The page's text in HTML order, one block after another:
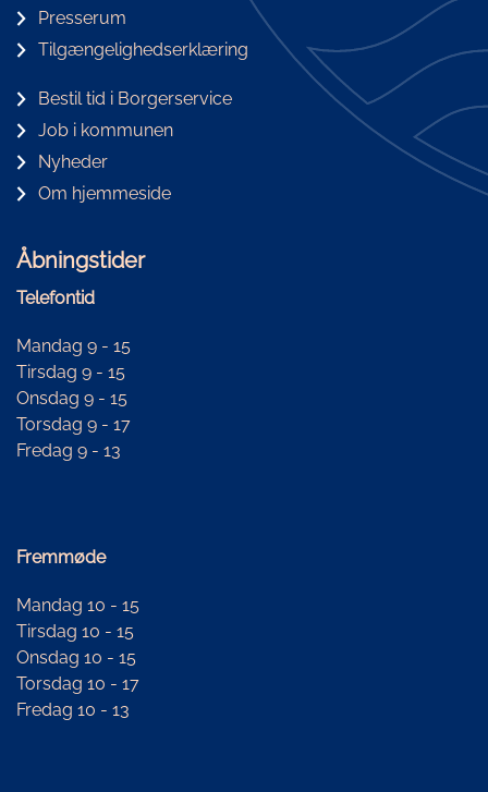
Presserum
Tilgængelighedserklæring
Bestil tid i Borgerservice
Job i kommunen
Nyheder
Om hjemmeside
Åbningstider
Telefontid
Mandag 9 - 15
Tirsdag 9 - 15
Onsdag 9 - 15
Torsdag 9 - 17
Fredag 9 - 13
Fremmøde
Mandag 10 - 15
Tirsdag 10 - 15
Onsdag 10 - 15
Torsdag 10 - 17
Fredag 10 - 13